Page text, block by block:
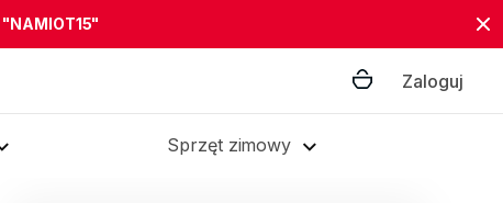
"NAMIOT15"
Zaloguj
Sprzęt zimowy